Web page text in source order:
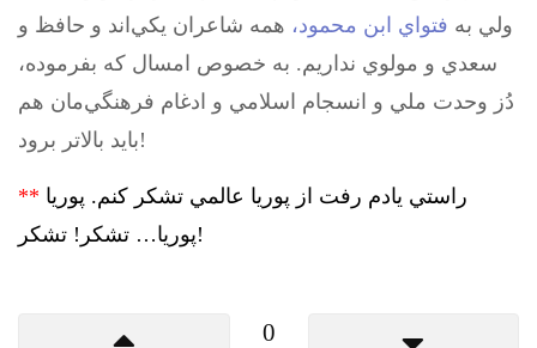
ولي به فتواي ابن محمود، همه شاعر‌ان يكي‌اند و حافظ و
سعدي و مولوي نداريم. به خصوص امسال كه بفرموده،
دُز وحدت ملي و انسجام اسلامي و ادغام فرهنگي‌مان هم
بايد بالاتر برود!
** راستي يادم رفت از پوريا عالمي تشكر كنم. پوريا
پوريا… تشكر! تشكر!
0